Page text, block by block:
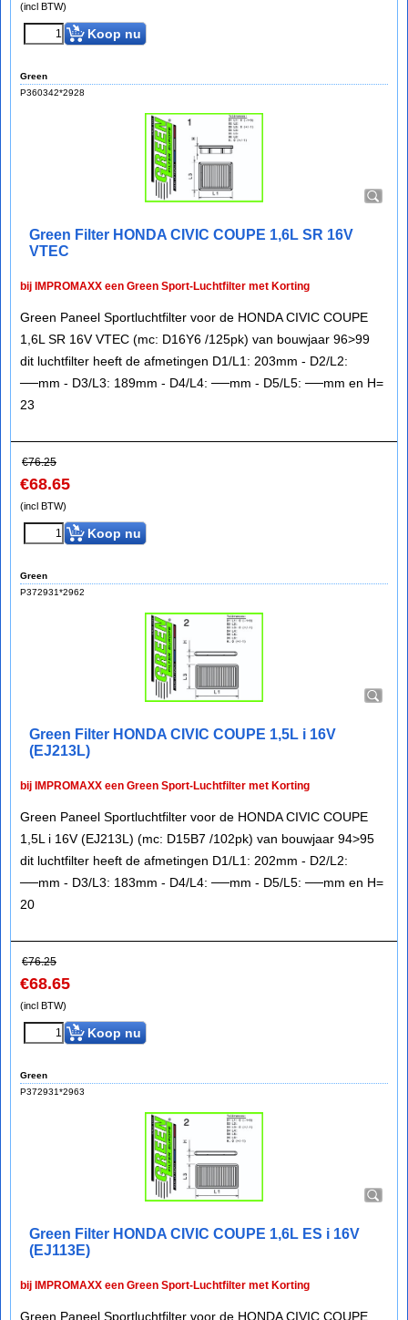
(incl BTW)
Koop nu
Green
P360342*2928
Green Filter HONDA CIVIC COUPE 1,6L SR 16V
VTEC
bij IMPROMAXX een Green Sport-Luchtfilter met Korting
Green Paneel Sportluchtfilter voor de HONDA CIVIC COUPE
1,6L SR 16V VTEC (mc: D16Y6 /125pk) van bouwjaar 96>99
dit luchtfilter heeft de afmetingen D1/L1: 203mm - D2/L2:
──mm - D3/L3: 189mm - D4/L4: ──mm - D5/L5: ──mm en H=
23
€76.25
€68.65
(incl BTW)
Koop nu
Green
P372931*2962
Green Filter HONDA CIVIC COUPE 1,5L i 16V
(EJ213L)
bij IMPROMAXX een Green Sport-Luchtfilter met Korting
Green Paneel Sportluchtfilter voor de HONDA CIVIC COUPE
1,5L i 16V (EJ213L) (mc: D15B7 /102pk) van bouwjaar 94>95
dit luchtfilter heeft de afmetingen D1/L1: 202mm - D2/L2:
──mm - D3/L3: 183mm - D4/L4: ──mm - D5/L5: ──mm en H=
20
€76.25
€68.65
(incl BTW)
Koop nu
Green
P372931*2963
Green Filter HONDA CIVIC COUPE 1,6L ES i 16V
(EJ113E)
bij IMPROMAXX een Green Sport-Luchtfilter met Korting
Green Paneel Sportluchtfilter voor de HONDA CIVIC COUPE